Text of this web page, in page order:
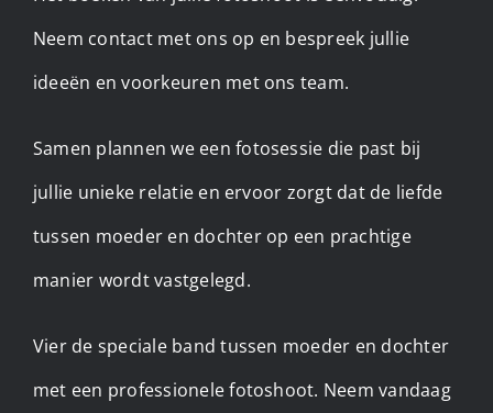
Neem contact met ons op en bespreek jullie
ideeën en voorkeuren met ons team.
Samen plannen we een fotosessie die past bij
jullie unieke relatie en ervoor zorgt dat de liefde
tussen moeder en dochter op een prachtige
manier wordt vastgelegd.
Vier de speciale band tussen moeder en dochter
met een professionele fotoshoot. Neem vandaag